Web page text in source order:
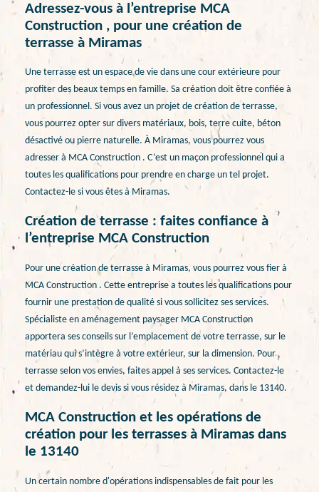
Adressez-vous à l’entreprise MCA
Construction , pour une création de
terrasse à Miramas
Une terrasse est un espace de vie dans une cour extérieure pour
profiter des beaux temps en famille. Sa création doit être confiée à
un professionnel. Si vous avez un projet de création de terrasse,
vous pourrez opter sur divers matériaux, bois, terre cuite, béton
désactivé ou pierre naturelle. À Miramas, vous pourrez vous
adresser à MCA Construction . C’est un maçon professionnel qui a
toutes les qualifications pour prendre en charge un tel projet.
Contactez-le si vous êtes à Miramas.
Création de terrasse : faites confiance à
l’entreprise MCA Construction
Pour une création de terrasse à Miramas, vous pourrez vous fier à
MCA Construction . Cette entreprise a toutes les qualifications pour
fournir une prestation de qualité si vous sollicitez ses services.
Spécialiste en aménagement paysager MCA Construction
apportera ses conseils sur l’emplacement de votre terrasse, sur le
matériau qui s’intègre à votre extérieur, sur la dimension. Pour
terrasse selon vos envies, faites appel à ses services. Contactez-le
et demandez-lui le devis si vous résidez à Miramas, dans le 13140.
MCA Construction et les opérations de
création pour les terrasses à Miramas dans
le 13140
Un certain nombre d'opérations indispensables de fait pour les